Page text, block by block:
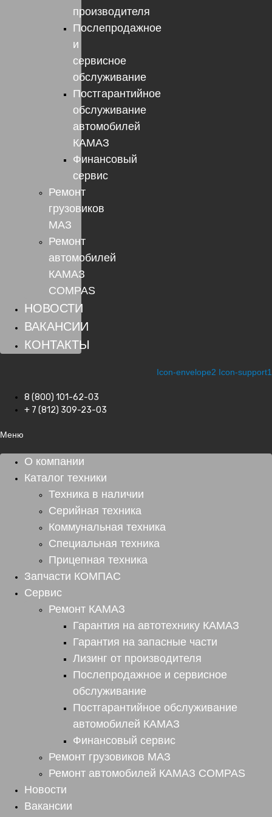
производителя
Послепродажное
и
сервисное
обслуживание
Постгарантийное
обслуживание
автомобилей
КАМАЗ
Финансовый
сервис
Ремонт
грузовиков
МАЗ
Ремонт
автомобилей
КАМАЗ
COMPAS
НОВОСТИ
ВАКАНСИИ
КОНТАКТЫ
Icon-envelope2 Icon-support1
8 (800) 101-62-03
+ 7 (812) 309-23-03
Меню
О компании
Каталог техники
Техника в наличии
Серийная техника
Коммунальная техника
Специальная техника
Прицепная техника
Запчасти КОМПАС
Сервис
Ремонт КАМАЗ
Гарантия на автотехнику КАМАЗ
Гарантия на запасные части
Лизинг от производителя
Послепродажное и сервисное
обслуживание
Постгарантийное обслуживание
автомобилей КАМАЗ
Финансовый сервис
Ремонт грузовиков МАЗ
Ремонт автомобилей КАМАЗ COMPAS
Новости
Вакансии